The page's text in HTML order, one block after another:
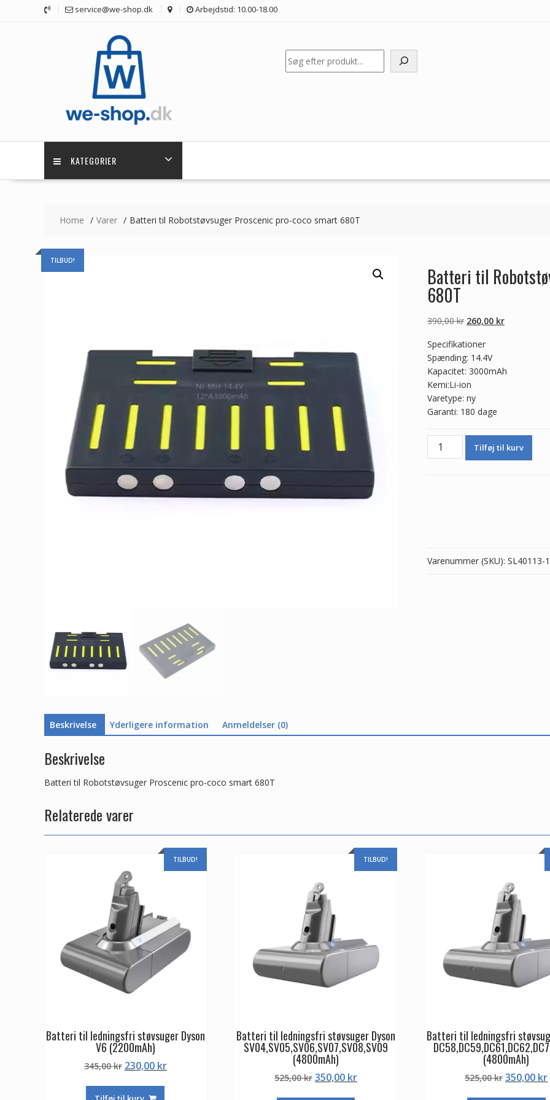
service@we-shop.dk Arbejdstid: 10.00-18.00
Søg
KATEGORIER
Home Varer Batteri til Robotstøvsuger Proscenic pro-coco smart 680T
TILBUD!
Batteri til
680T
390,00kr Den
pris
var:
390,00 kr.
260,00 krDen
260,00 kr.
Specifikationer
Spænding: 14.4V
Kapacitet: 3000mAh
Kemi:Li-ion
Varetype: ny
Garanti: 180 dage
Batteri
antal
Tilføj til kurv
Varenummer (SKU): SL40113-1
Beskrivelse Yderligere information Anmeldelser (0)
Beskrivelse
Batteri til Robotstøvsuger Proscenic pro-coco smart 680T
Relaterede varer
TILBUD!
Batteri til ledningsfri støvsuger Dyson
V6 (2200mAh)
345,00kr Den
pris
230,00 krDen
TILBUD!
Batteri til ledningsfri støvsuger Dyson
SV04,SV05,SV06,SV07,SV08,SV09
(4800mAh)
525,00kr Den
350,00 krDen
Batteri til ledningsfri
(4800mAh)
525,00kr Den
350,00 kr